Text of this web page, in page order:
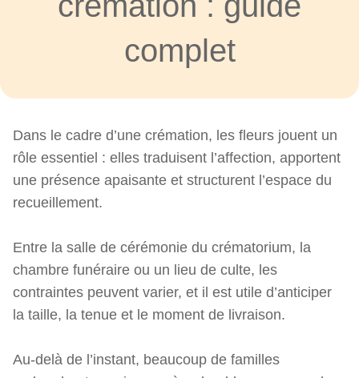
complet
Dans le cadre d’une crémation, les fleurs jouent un
rôle essentiel : elles traduisent l’affection, apportent
une présence apaisante et structurent l’espace du
recueillement.
Entre la salle de cérémonie du crématorium, la
chambre funéraire ou un lieu de culte, les
contraintes peuvent varier, et il est utile d’anticiper
la taille, la tenue et le moment de livraison.
Au-delà de l’instant, beaucoup de familles